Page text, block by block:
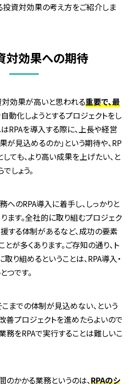
投資対効果の考え方をご紹介しま
対効果への期待
対効果が高いと思われる重要で、最
動化しようとするプロジェクトをし
RPAを導入する際に、上長や経営
が見込めるのか」という期待や、RP
ても、より高い成果を上げたい、と
しょう。
へのRPA導入に着手し、しっかりと
ます。全社的に取り組むプロジェク
する体制があるなど、成功の要素
が多くあります。ご存知の通り、ト
り組めるということは、RPA導入・
です。
までの体制が見込めない、という
善プロジェクトを進めたらよいので
務をRPAで実行することは難しいこ
のかかる業務というのは、RPAのシ